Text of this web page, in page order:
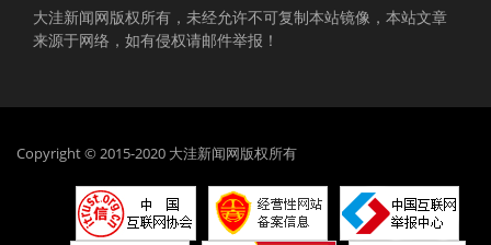
大洼新闻网版权所有，未经允许不可复制本站镜像，本站文章
来源于网络，如有侵权请邮件举报！
Copyright © 2015-2020 大洼新闻网版权所有